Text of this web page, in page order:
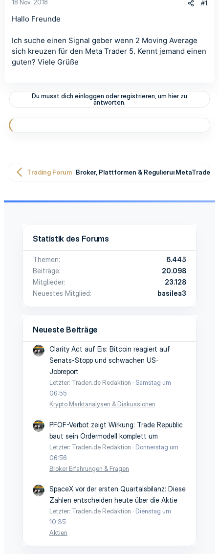
18 Nov. 2018 #1
Hallo Freunde
Ich suche einen Signal geber wenn 2 Moving Average
sich kreuzen für den Meta Trader 5. Kennt jemand einen
guten? Viele Grüße
Du musst dich einloggen oder registrieren, um hier zu
antworten.
Trading Forum Broker, Plattformen & RegulierungMetaTrader
Statistik des Forums
Themen
6.445
Beiträge
20.098
Mitglieder
23.128
Neuestes Mitglied
basilea3
Neueste Beiträge
Clarity Act auf Eis: Bitcoin reagiert auf
Senats-Stopp und schwachen US-
Jobreport
Letzter: Traden.de Redaktion
Samstag um
06:55
Krypto Marktanalysen & Diskussionen
PFOF-Verbot zeigt Wirkung: Trade Republic
baut sein Ordermodell komplett um
Letzter: Traden.de Redaktion
Donnerstag um
06:56
Broker Erfahrungen & Fragen
SpaceX vor der ersten Quartalsbilanz: Diese
Zahlen entscheiden heute über die Aktie
Letzter: Traden.de Redaktion
Dienstag um
10:35
Aktien